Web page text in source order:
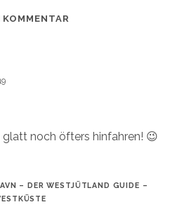
noch öfters hinfahren! 😉
– DER WESTJÜTLAND GUIDE –